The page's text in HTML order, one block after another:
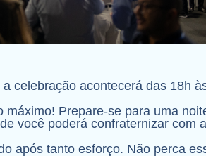
celebração acontecerá das 18h
Prepare-se para uma
você poderá confraternizar com
após tanto esforço. Não perca